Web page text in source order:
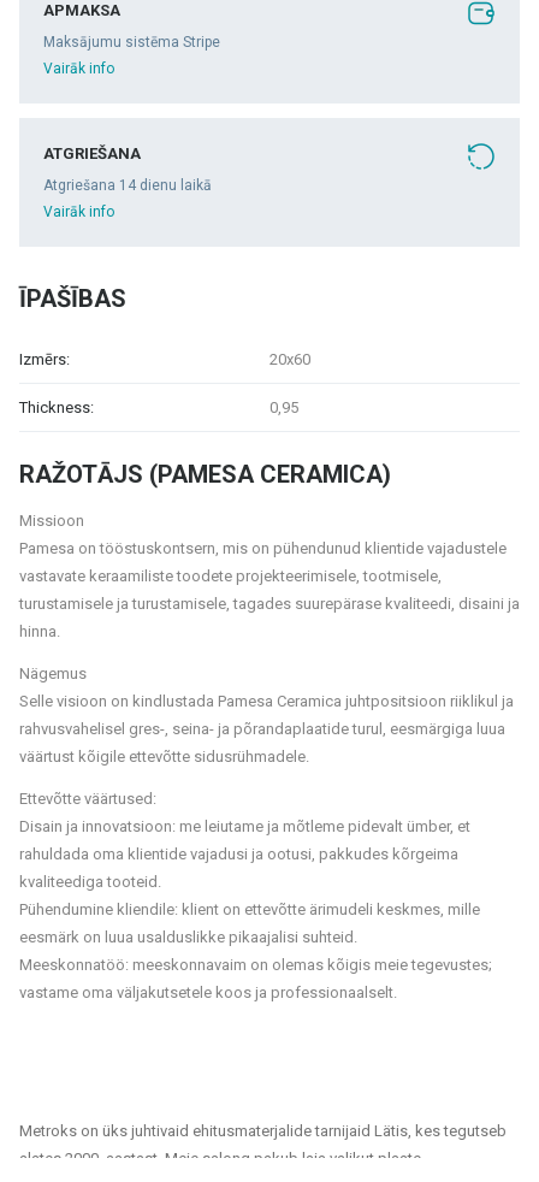
RAŽOTĀJS (PAMESA CERAMICA)
Missioon
Pamesa on tööstuskontsern, mis on pühendunud klientide vajadustele
vastavate keraamiliste toodete projekteerimisele, tootmisele,
turustamisele ja turustamisele, tagades suurepärase kvaliteedi, disaini ja
hinna.
Nägemus
Selle visioon on kindlustada Pamesa Ceramica juhtpositsioon riiklikul ja
rahvusvahelisel gres-, seina- ja põrandaplaatide turul, eesmärgiga luua
väärtust kõigile ettevõtte sidusrühmadele.
Ettevõtte väärtused:
Disain ja innovatsioon: me leiutame ja mõtleme pidevalt ümber, et
rahuldada oma klientide vajadusi ja ootusi, pakkudes kõrgeima
kvaliteediga tooteid.
Pühendumine kliendile: klient on ettevõtte ärimudeli keskmes, mille
eesmärk on luua usalduslikke pikaajalisi suhteid.
Meeskonnatöö: meeskonnavaim on olemas kõigis meie tegevustes;
vastame oma väljakutsetele koos ja professionaalselt.
APMAKSA
Maksājumu sistēma Stripe
Vairāk info
ATGRIEŠANA
Atgriešana 14 dienu laikā
Vairāk info
ĪPAŠĪBAS
Izmērs: 20x60
Thickness: 0,95
Metroks on üks juhtivaid ehitusmaterjalide tarnijaid Lätis, kes tegutseb
alates 2000. aastast. Meie salong pakub laia valikut plaate,